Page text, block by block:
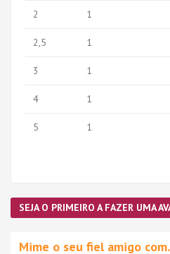
2 1
2,5 1
3 1
4 1
5 1
SEJA O PRIMEIRO A FAZER UMA
Mime o seu fiel amigo